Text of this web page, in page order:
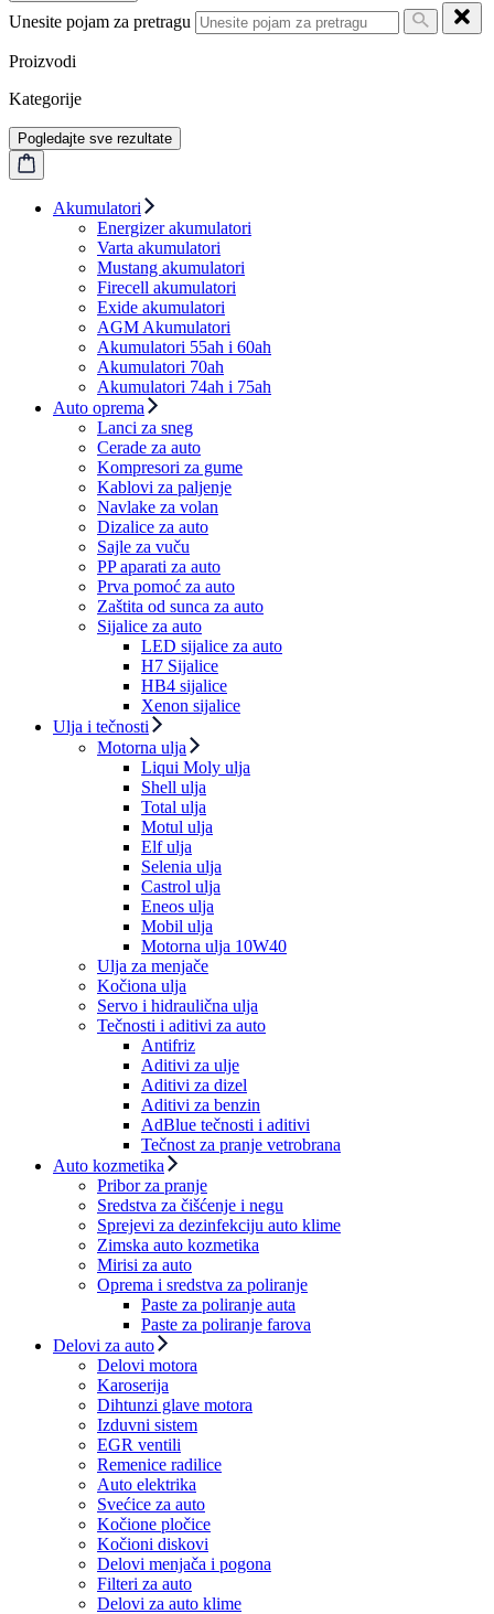
Unesite pojam za pretragu
Proizvodi
Kategorije
Pogledajte sve rezultate
Akumulatori
Energizer akumulatori
Varta akumulatori
Mustang akumulatori
Firecell akumulatori
Exide akumulatori
AGM Akumulatori
Akumulatori 55ah i 60ah
Akumulatori 70ah
Akumulatori 74ah i 75ah
Auto oprema
Lanci za sneg
Cerade za auto
Kompresori za gume
Kablovi za paljenje
Navlake za volan
Dizalice za auto
Sajle za vuču
PP aparati za auto
Prva pomoć za auto
Zaštita od sunca za auto
Sijalice za auto
LED sijalice za auto
H7 Sijalice
HB4 sijalice
Xenon sijalice
Ulja i tečnosti
Motorna ulja
Liqui Moly ulja
Shell ulja
Total ulja
Motul ulja
Elf ulja
Selenia ulja
Castrol ulja
Eneos ulja
Mobil ulja
Motorna ulja 10W40
Ulja za menjače
Kočiona ulja
Servo i hidraulična ulja
Tečnosti i aditivi za auto
Antifriz
Aditivi za ulje
Aditivi za dizel
Aditivi za benzin
AdBlue tečnosti i aditivi
Tečnost za pranje vetrobrana
Auto kozmetika
Pribor za pranje
Sredstva za čišćenje i negu
Sprejevi za dezinfekciju auto klime
Zimska auto kozmetika
Mirisi za auto
Oprema i sredstva za poliranje
Paste za poliranje auta
Paste za poliranje farova
Delovi za auto
Delovi motora
Karoserija
Dihtunzi glave motora
Izduvni sistem
EGR ventili
Remenice radilice
Auto elektrika
Svećice za auto
Kočione pločice
Kočioni diskovi
Delovi menjača i pogona
Filteri za auto
Delovi za auto klime